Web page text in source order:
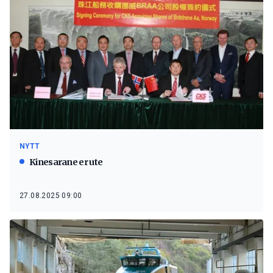
NYTT
Kinesarane er ute
27.08.2025 09:00